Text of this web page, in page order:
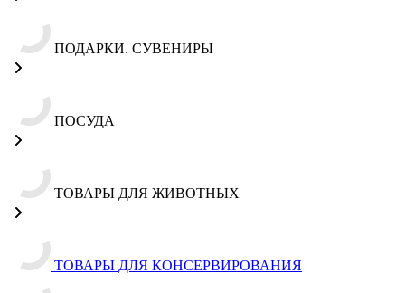
ПОДАРКИ. СУВЕНИРЫ
ПОСУДА
ТОВАРЫ ДЛЯ ЖИВОТНЫХ
ТОВАРЫ ДЛЯ КОНСЕРВИРОВАНИЯ